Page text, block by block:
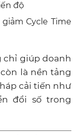
độ
Cycle Time
chỉ giúp doanh
là nền tảng
cải tiến như
đổi số trong